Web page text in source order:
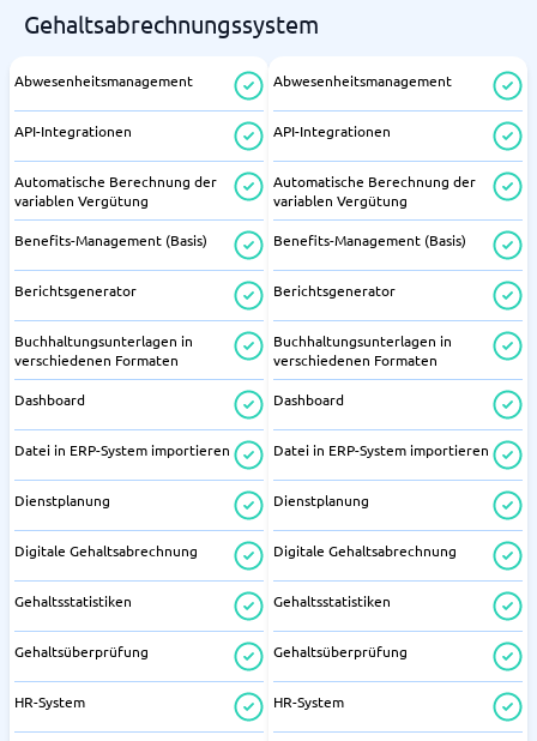
Gehaltsabrechnungssystem
Abwesenheitsmanagement
API-Integrationen
Automatische Berechnung der
variablen Vergütung
Benefits-Management (Basis)
Berichtsgenerator
Buchhaltungsunterlagen in
verschiedenen Formaten
Dashboard
Datei in ERP-System importieren
Dienstplanung
Digitale Gehaltsabrechnung
Gehaltsstatistiken
Gehaltsüberprüfung
HR-System
Abwesenheitsmanagement
API-Integrationen
Automatische Berechnung der
variablen Vergütung
Benefits-Management (Basis)
Berichtsgenerator
Buchhaltungsunterlagen in
verschiedenen Formaten
Dashboard
Datei in ERP-System importieren
Dienstplanung
Digitale Gehaltsabrechnung
Gehaltsstatistiken
Gehaltsüberprüfung
HR-System